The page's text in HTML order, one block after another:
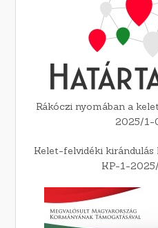
Rákóczi nyomában a
2025/1-
Kelet-felvidéki kirándulás
KP-1-